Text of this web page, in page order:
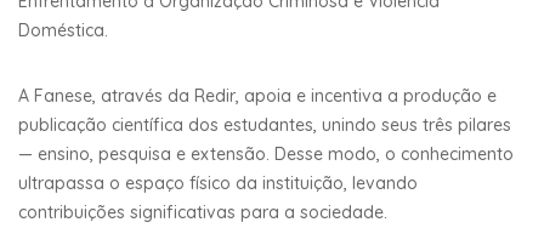
Doméstica.
A Fanese, através da Redir, apoia e incentiva a produção e
publicação científica dos estudantes, unindo seus três pilares
— ensino, pesquisa e extensão. Desse modo, o conhecimento
ultrapassa o espaço físico da instituição, levando
contribuições significativas para a sociedade.